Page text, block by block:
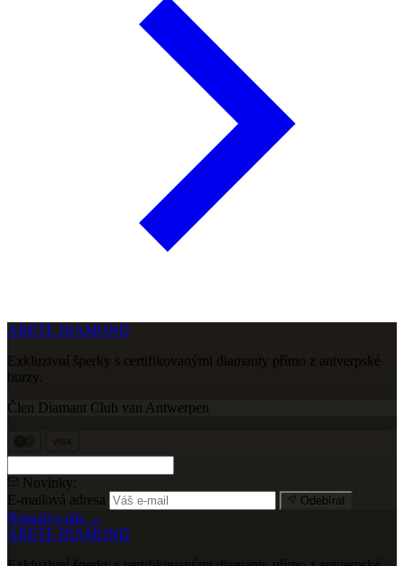
ARETE DIAMOND
Exkluzivní šperky s certifikovanými diamanty přímo z antverpské
burzy.
Člen Diamant Club van Antwerpen
Novinky:
E-mailová adresa
Odebírat
Napsali o nás →
ARETE DIAMOND